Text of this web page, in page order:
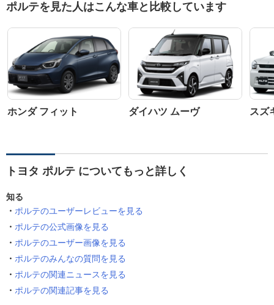
ポルテを見た人はこんな車と比較しています
ホンダ フィット ダイハツ ムーヴ スズ
トヨタ ポルテ についてもっと詳しく
知る
ポルテのユーザーレビューを見る
ポルテの公式画像を見る
ポルテのユーザー画像を見る
ポルテのみんなの質問を見る
ポルテの関連ニュースを見る
ポルテの関連記事を見る